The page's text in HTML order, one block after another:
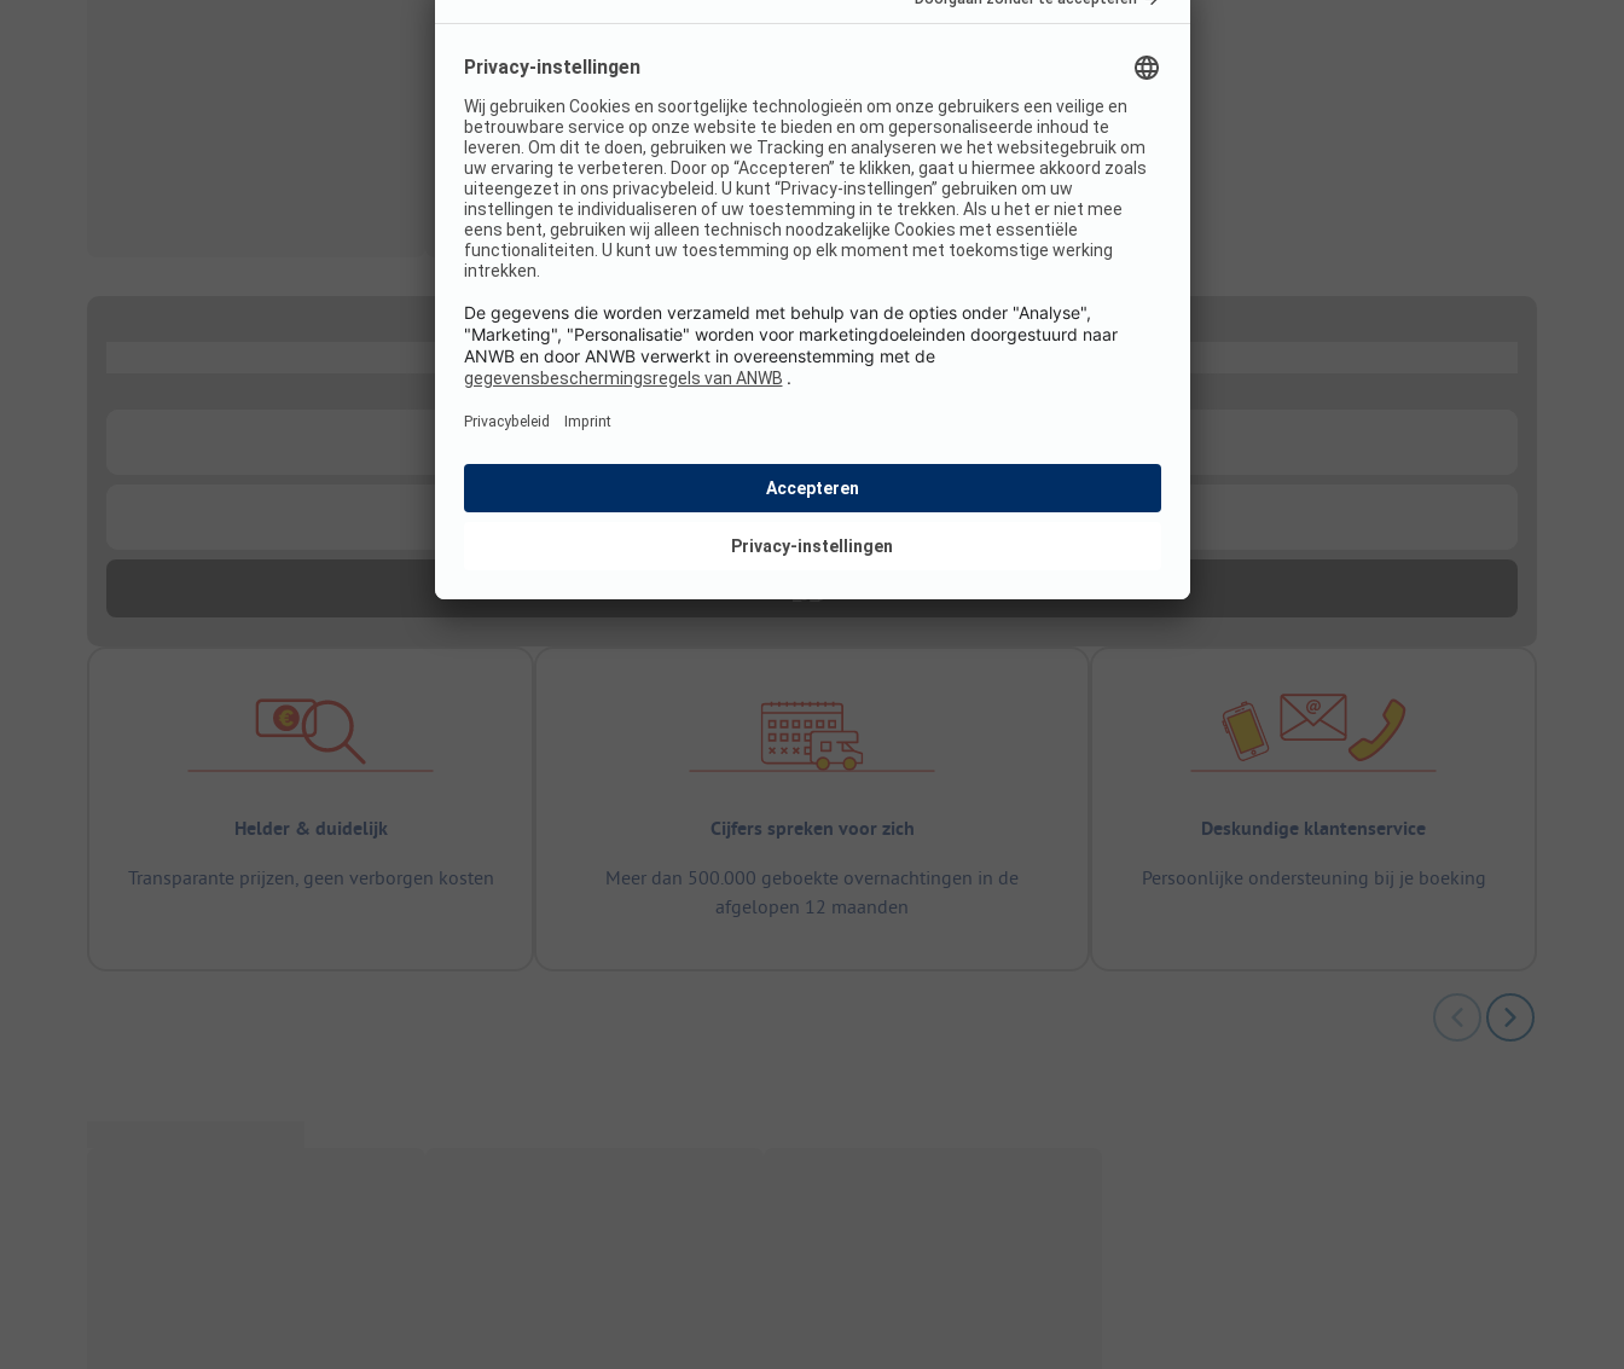
Helder & duidelijk
Transparante prijzen, geen verborgen kosten
Cijfers spreken voor zich
Meer dan 500.000 geboekte overnachtingen in de
afgelopen 12 maanden
Deskundige klantenservice
Persoonlijke ondersteuning bij je boeking